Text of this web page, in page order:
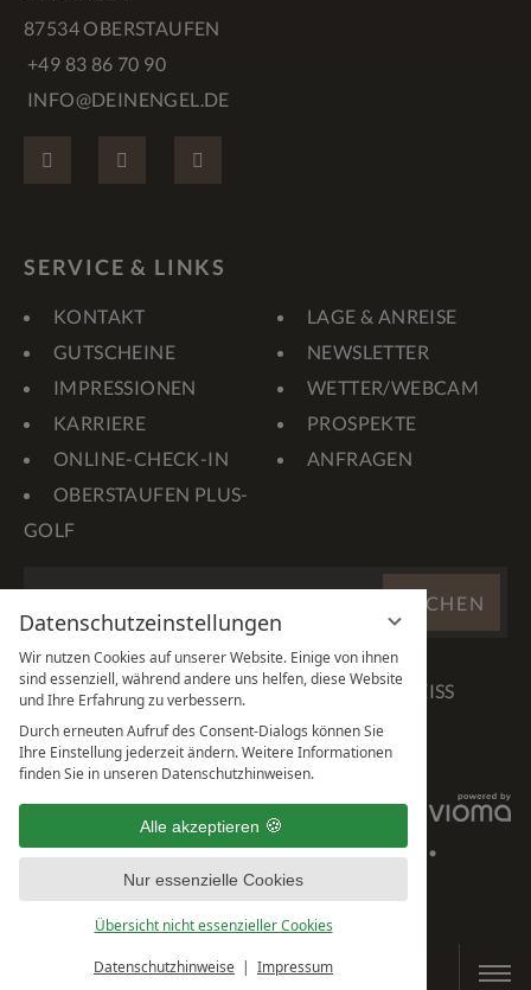
Datenschutzeinstellungen
Wir nutzen Cookies auf unserer Website. Einige von ihnen
sind essenziell, während andere uns helfen, diese Website
und Ihre Erfahrung zu verbessern.
Durch erneuten Aufruf des Consent-Dialogs können Sie
Ihre Einstellung jederzeit ändern. Weitere Informationen
finden Sie in unseren Datenschutzhinweisen.
Alle akzeptieren
Nur essenzielle Cookies
Übersicht nicht essenzieller Cookies
Datenschutzhinweise Impressum
BUCHEN & ANFRAGEN
87534 OBERSTAUFEN
+49 83 86 70 90
INFO@DEINENGEL.DE
FACEBOOKINSTAGRAM
SERVICE & LINKS
KONTAKT
LAGE & ANREISE
GUTSCHEINE
NEWSLETTER
IMPRESSIONEN
WETTER/WEBCAM
KARRIERE
PROSPEKTE
ONLINE-CHECK-IN
ANFRAGEN
OBERSTAUFEN PLUS-
GOLF
DURCHSUCHEN
...
SUCHEN
IMPRESSUM
DATENSCHUTZHINWEISE
DATENSCHUTZEINSTELLUNGEN
AGB
BARRIEREFREIHEIT